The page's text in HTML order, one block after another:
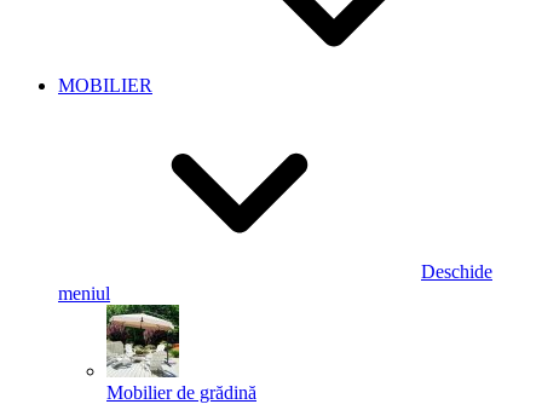
MOBILIER
Deschide
meniul
Mobilier de grădină